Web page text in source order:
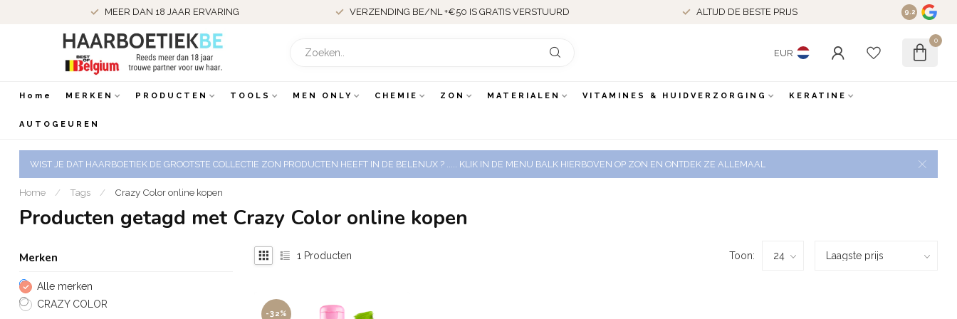
MEER DAN 18 JAAR ERVARING VERZENDING BE/NL +€50 IS GRATIS VERSTUURD ALTIJD DE BESTE PRIJS 9.2
EUR
0
Home MERKEN PRODUCTEN TOOLS MEN ONLY CHEMIE ZON MATERIALEN VITAMINES & HUIDVERZORGING KERATINE
AUTOGEUREN
WIST JE DAT HAARBOETIEK DE GROOTSTE COLLECTIE ZON PRODUCTEN HEEFT IN DE BELENUX ? ..... KLIK IN DE MENU BALK HIERBOVEN OP ZON EN ONTDEK ZE ALLEMAAL
Home / Tags / Crazy Color online kopen
Producten getagd met Crazy Color online kopen
Merken
Alle merken
CRAZY COLOR
1 Producten Toon:
-32%